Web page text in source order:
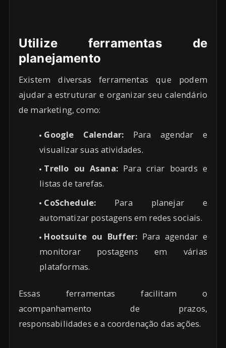
Utilize ferramentas de
planejamento
Existem diversas ferramentas que podem
ajudar a estruturar e organizar seu calendário
de marketing, como:
Google Calendar: Para agendar e
visualizar suas atividades.
Trello ou Asana:Para criar boards e
listas de tarefas.
CoSchedule: Para planejar e
automatizar postagens em redes sociais.
Hootsuite ou Buffer:Para agendar e
monitorar postagens em várias
plataformas.
Essas ferramentas facilitam o
acompanhamento de prazos,
responsabilidades e a coordenação das ações.